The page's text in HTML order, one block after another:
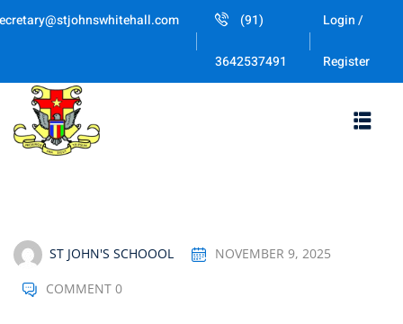
Skip
(91)
3642537491
Login /
Register
ST JOHN'S SCHOOOL NOVEMBER 9, 2025
COMMENT 0